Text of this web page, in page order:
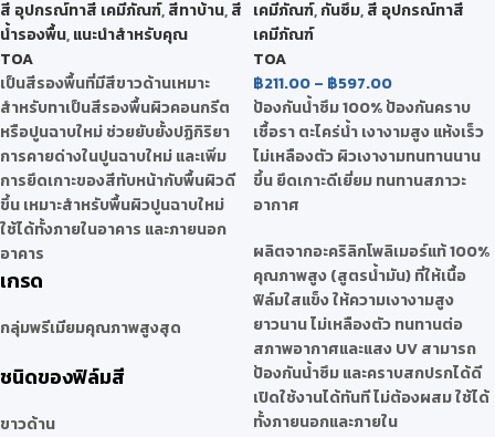
สี อุปกรณ์ทาสี เคมีภัณฑ์,สีทาบ้าน,สี
น้ำรองพื้น,แนะนำสำหรับคุณ
TOA
เป็นสีรองพื้นที่มีสีขาวด้านเหมาะ
สำหรับทาเป็นสีรองพื้นผิวคอนกรีต
หรือปูนฉาบใหม่ ช่วยยับยั้งปฏิกิริยา
การคายด่างในปูนฉาบใหม่ และเพิ่ม
การยึดเกาะของสีทับหน้ากับพื้นผิวดี
ขึ้น เหมาะสำหรับพื้นผิวปูนฉาบใหม่
ใช้ได้ทั้งภายในอาคาร และภายนอก
อาคาร
เกรด
กลุ่มพรีเมียมคุณภาพสูงสุด
ชนิดของฟิล์มสี
ขาวด้าน
เคมีภัณฑ์,กันซึม,สี อุปกรณ์ทาสี
เคมีภัณฑ์
TOA
฿211.00– ฿597.00
ป้องกันน้ำซึม 100% ป้องกันคราบ
เชื้อรา ตะไคร่น้ำ เงางามสูง แห้งเร็ว
ไม่เหลืองตัว ผิวเงางามทนทานนาน
ขึ้น ยึดเกาะดีเยี่ยม ทนทานสภาวะ
อากาศ
ผลิตจากอะคริลิกโพลิเมอร์แท้ 100%
คุณภาพสูง (สูตรน้ำมัน) ที่ให้เนื้อ
ฟิล์มใสแข็ง ให้ความเงางามสูง
ยาวนาน ไม่เหลืองตัว ทนทานต่อ
สภาพอากาศและแสง UV สามารถ
ป้องกันน้ำซึม และคราบสกปรกได้ดี
เปิดใช้งานได้ทันที ไม่ต้องผสม ใช้ได้
ทั้งภายนอกและภายใน